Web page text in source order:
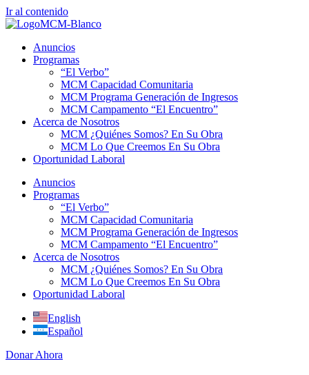
Ir al contenido
Anuncios
Programas
“El Verbo”
MCM Capacidad Comunitaria
MCM Programa Generación de Ingresos
MCM Campamento “El Encuentro”
Acerca de Nosotros
MCM ¿Quiénes Somos? En Su Obra
MCM Lo Que Creemos En Su Obra
Oportunidad Laboral
Anuncios
Programas
“El Verbo”
MCM Capacidad Comunitaria
MCM Programa Generación de Ingresos
MCM Campamento “El Encuentro”
Acerca de Nosotros
MCM ¿Quiénes Somos? En Su Obra
MCM Lo Que Creemos En Su Obra
Oportunidad Laboral
English
Español
Donar Ahora